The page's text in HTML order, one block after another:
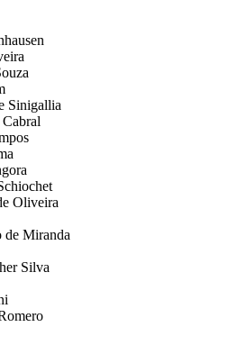
Sinigallia
Oliveira
de Miranda
Silva